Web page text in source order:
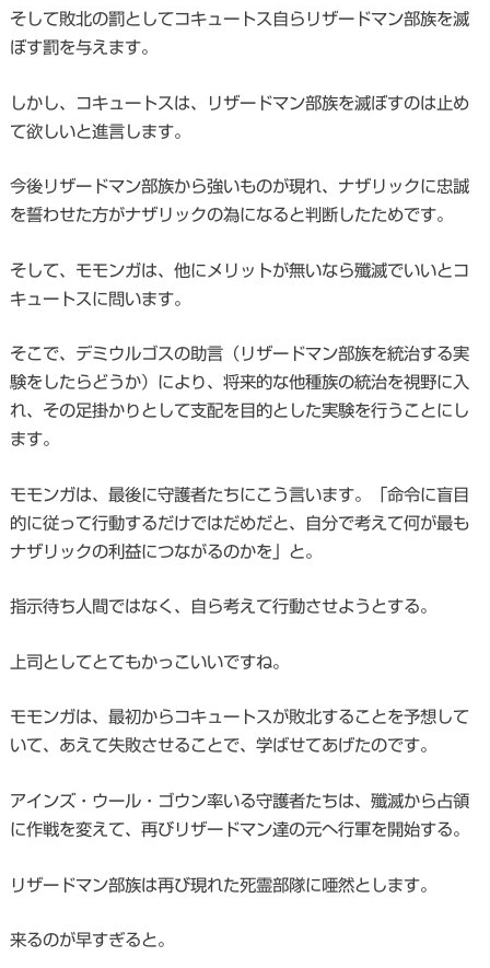
そして敗北の罰としてコキュートス自らリザードマン部族を滅
ぼす罰を与えます。
しかし、コキュートスは、リザードマン部族を滅ぼすのは止め
て欲しいと進言します。
今後リザードマン部族から強いものが現れ、ナザリックに忠誠
を誓わせた方がナザリックの為になると判断したためです。
そして、モモンガは、他にメリットが無いなら殲滅でいいとコ
キュートスに問います。
そこで、デミウルゴスの助言（リザードマン部族を統治する実
験をしたらどうか）により、将来的な他種族の統治を視野に入
れ、その足掛かりとして支配を目的とした実験を行うことにし
ます。
モモンガは、最後に守護者たちにこう言います。「命令に盲目
的に従って行動するだけではだめだと、自分で考えて何が最も
ナザリックの利益につながるのかを」と。
指示待ち人間ではなく、自ら考えて行動させようとする。
上司としてとてもかっこいいですね。
モモンガは、最初からコキュートスが敗北することを予想して
いて、あえて失敗させることで、学ばせてあげたのです。
アインズ・ウール・ゴウン率いる守護者たちは、殲滅から占領
に作戦を変えて、再びリザードマン達の元へ行軍を開始する。
リザードマン部族は再び現れた死霊部隊に唖然とします。
来るのが早すぎると。